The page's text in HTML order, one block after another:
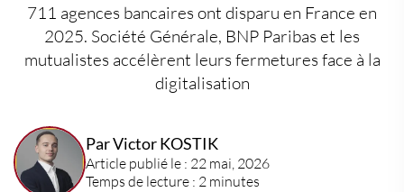
711 agences bancaires ont disparu en France en
2025. Société Générale, BNP Paribas et les
mutualistes accélèrent leurs fermetures face à la
digitalisation
Par Victor KOSTIK
Article publié le : 22 mai, 2026
Temps de lecture : 2 minutes